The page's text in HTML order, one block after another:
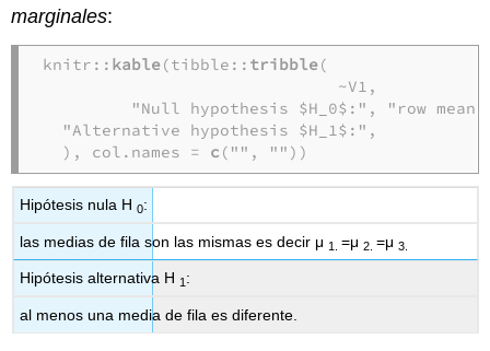
marginales:
knitr:: kable(tibble:: tribble(
~V1,
"Null hypothesis $H_0$:", "row
"Alternative hypothesis $H_1$:",
  ), col.names =
c ("", ""))
Hipótesis nula H0:
las medias de fila son las mismas es decir μ 1.=μ2.=μ3.
Hipótesis alternativa H 1 :
al menos una media de fila es diferente.